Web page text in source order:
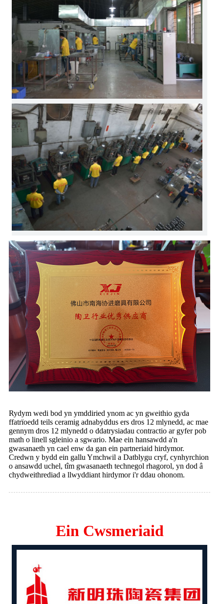
Rydym wedi bod yn ymddiried ynom ac yn gweithio gyda
ffatrïoedd teils ceramig adnabyddus ers dros 12 mlynedd, ac mae
gennym dros 12 mlynedd o ddatrysiadau contractio ar gyfer pob
math o linell sgleinio a sgwario. Mae ein hansawdd a'n
gwasanaeth yn cael enw da gan ein partneriaid hirdymor.
Credwn y bydd ein gallu Ymchwil a Datblygu cryf, cynhyrchion
o ansawdd uchel, tîm gwasanaeth technegol rhagorol, yn dod â
chydweithrediad a llwyddiant hirdymor i'r ddau ohonom.
Ein Cwsmeriaid